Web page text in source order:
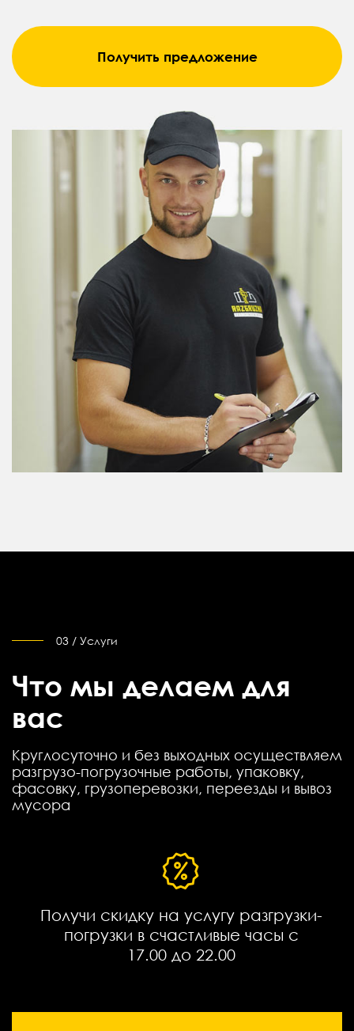
Получить предложение
03 / Услуги
Что мы делаем для
вас
Круглосуточно и без выходных осуществляем
разгрузо-погрузочные работы, упаковку,
фасовку, грузоперевозки, переезды и вывоз
мусора
Получи скидку на услугу разгрузки-
погрузки в счастливые часы с
17.00 до 22.00